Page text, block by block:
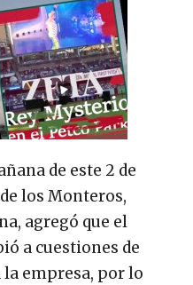
de este 2 de
los Monteros,
agregó que el
a cuestiones de
la empresa, por lo